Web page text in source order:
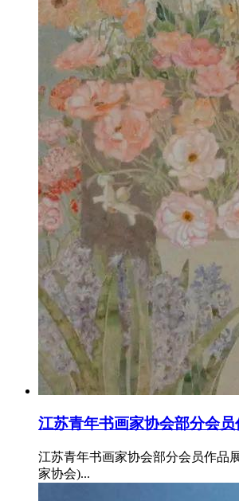
江苏青年书画家协会部分会
江苏青年书画家协会部分会员作品
家协会)...